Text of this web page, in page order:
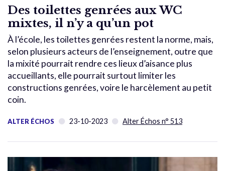
Des toilettes genrées aux WC
mixtes, il n’y a qu’un pot
À l’école, les toilettes genrées restent la norme, mais,
selon plusieurs acteurs de l’enseignement, outre que
la mixité pourrait rendre ces lieux d’aisance plus
accueillants, elle pourrait surtout limiter les
constructions genrées, voire le harcèlement au petit
coin.
ALTER ÉCHOS 23-10-2023 Alter Échos n° 513